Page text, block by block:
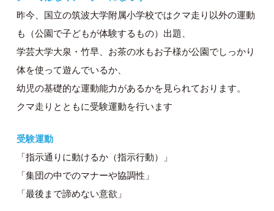
昨今、国立の筑波大学附属小学校ではクマ走り以外の運動
も（公園で子どもが体験するもの）出題、
学芸大学大泉・竹早、お茶の水もお子様が公園でしっかり
体を使って遊んでいるか、
幼児の基礎的な運動能力があるかを見られております。
クマ走りとともに受験運動を行います
受験運動
「指示通りに動けるか（指示行動）」
「集団の中でのマナーや協調性」
「最後まで諦めない意欲」